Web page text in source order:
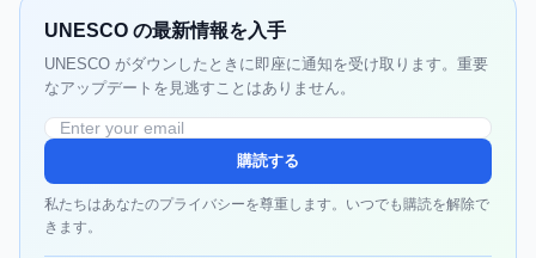
UNESCO の最新情報を入手
UNESCO がダウンしたときに即座に通知を受け取ります。重要
なアップデートを見逃すことはありません。
購読する
私たちはあなたのプライバシーを尊重します。いつでも購読を解除で
きます。